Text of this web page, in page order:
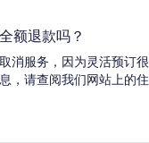
额退款吗？
消服务，因为灵活预订很
，请查阅我们网站上的住